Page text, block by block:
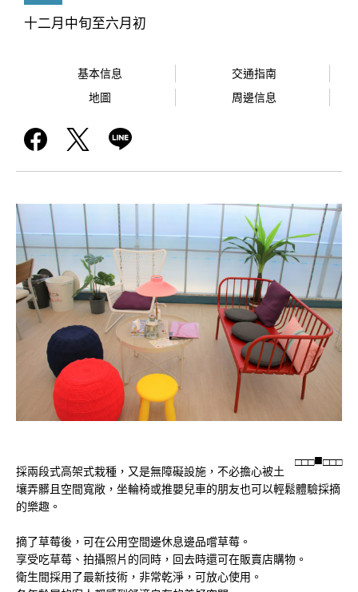
十二月中旬至六月初
基本信息
交通指南
地圖
周邊信息
□□□ □□□
採兩段式高架式栽種，又是無障礙設施，不必擔心被土
壤弄髒且空間寬敞，坐輪椅或推嬰兒車的朋友也可以輕鬆體驗採摘
的樂趣。
摘了草莓後，可在公用空間邊休息邊品嚐草莓。
享受吃草莓、拍攝照片的同時，回去時還可在販賣店購物。
衛生間採用了最新技術，非常乾淨，可放心使用。